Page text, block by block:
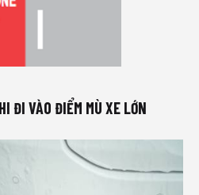
ĐI VÀO ĐIỂM MÙ XE LỚN